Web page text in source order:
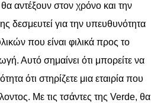
αντέξουν στον χρόνο και την
δεσμευτεί για την υπευθυνότητα
που είναι φιλικά προς το
Αυτό σημαίνει ότι μπορείτε να
ότι στηρίζετε μια εταιρία που
Με τις τσάντες της Verde, θα